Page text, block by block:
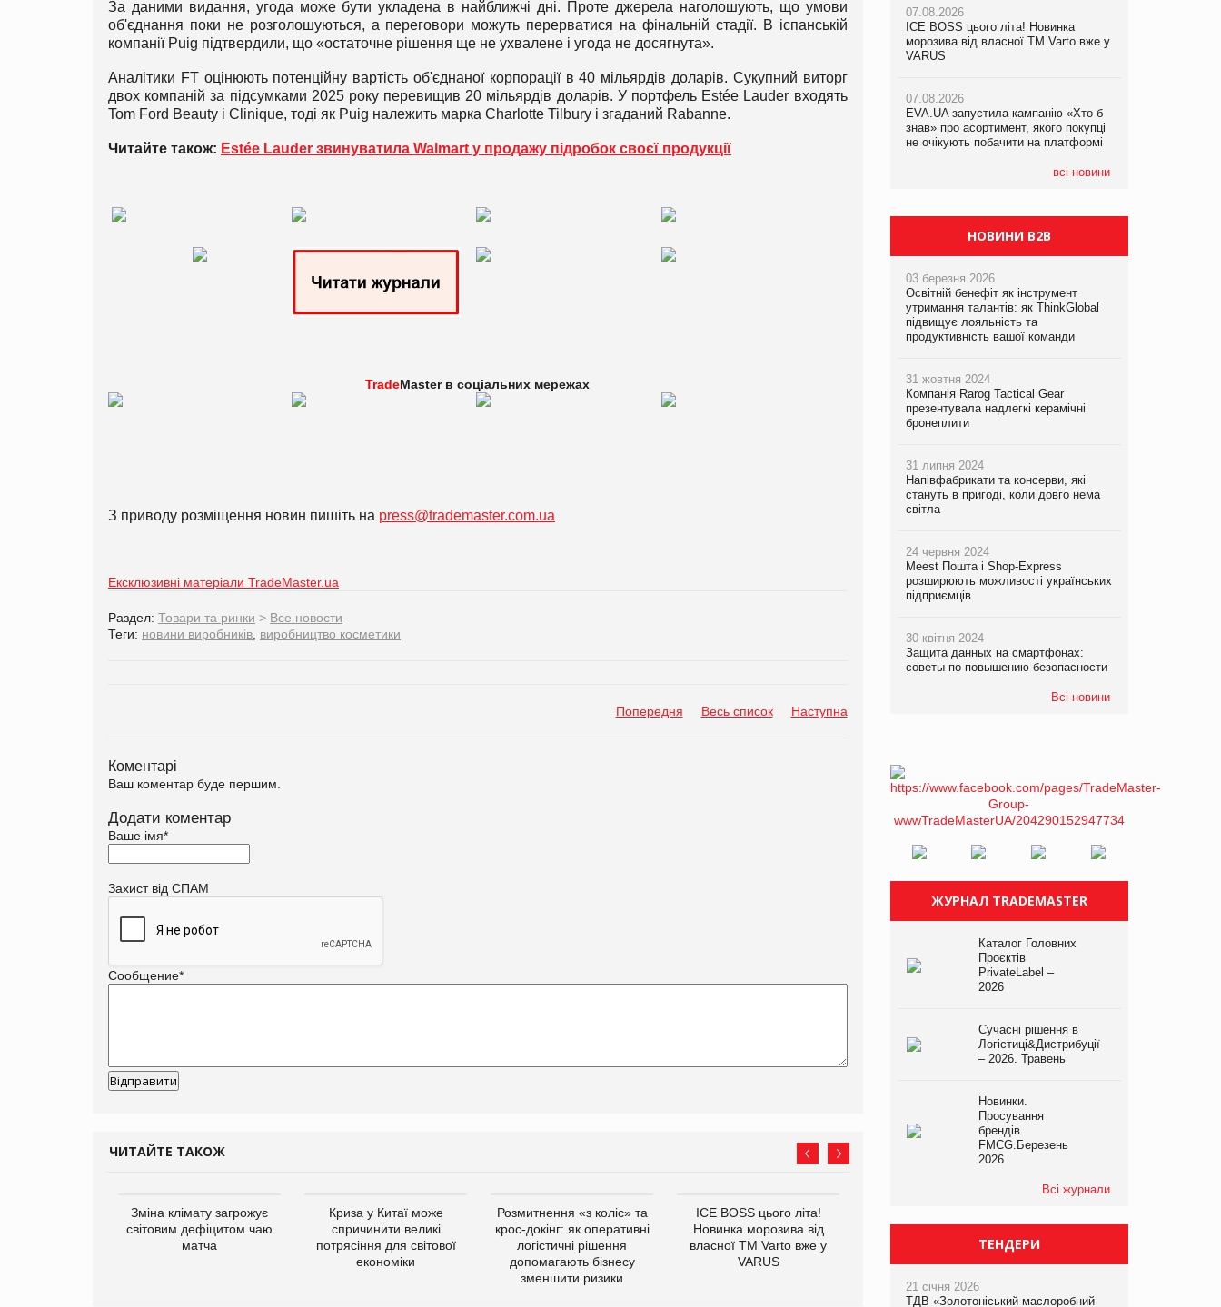
За даними видання, угода може бути укладена в найближчі дні. Проте джерела наголошують, що умови
об'єднання поки не розголошуються, а переговори можуть перерватися на фінальній стадії. В іспанській
компанії Puig підтвердили, що «остаточне рішення ще не ухвалене і угода не досягнута».
Аналітики FT оцінюють потенційну вартість об'єднаної корпорації в 40 мільярдів доларів. Сукупний виторг
двох компаній за підсумками 2025 року перевищив 20 мільярдів доларів. У портфель Estée Lauder входять
Tom Ford Beauty і Clinique, тоді як Puig належить марка Charlotte Tilbury і згаданий Rabanne.
Читайте також: Estée Lauder звинуватила Walmart у продажу підробок своєї продукції
TradeMaster в соціальних мережах
З приводу розміщення новин пишіть на press@trademaster.com.ua
Ексклюзивні матеріали TradeMaster.ua
Раздел: Товари та ринки > Все новости
Теги: новини виробників виробництво косметики
Попередня Весь список Наступна
Коментарі
Ваш коментар буде першим.
Додати коментар
Ваше імя*
Захист від СПАМ
Сообщение*
ЧИТАЙТЕ ТАКОЖ
Зміна клімату загрожує
світовим дефіцитом чаю
матча
Криза у Китаї може
спричинити великі
потрясіння для світової
економіки
Розмитнення «з коліс» та
крос-докінг: як оперативні
логістичні рішення
допомагають бізнесу
зменшити ризики
ICE BOSS цього літа!
Новинка морозива від
власної ТМ Varto вже у
VARUS
кампанію «Хто б знав» про
асортимент, якого покупці
не очікують побачити на
збиток у першому півріччі
07.08.2026
ICE BOSS цього літа! Новинка
морозива від власної ТМ Varto вже у
VARUS
07.08.2026
EVA.UA запустила кампанію «Хто б
знав» про асортимент, якого покупці
не очікують побачити на платформі
всі новини
07.08.2026
ICE BOSS цього літа! Новинка
морозива від власної ТМ Varto вже у
VARUS
07.08.2026
EVA.UA запустила кампанію «Хто б
знав» про асортимент, якого покупці
не очікують побачити на платформі
07.08.2026
Франція заборонила рекламні дзвінки
НОВИНИ B2B
03 березня 2026
Освітній бенефіт як інструмент
утримання талантів: як ThinkGlobal
підвищує лояльність та
продуктивність вашої команди
31 жовтня 2024
Компанія Rarog Tactical Gear
презентувала надлегкі керамічні
бронеплити
31 липня 2024
Напівфабрикати та консерви, які
стануть в пригоді, коли довго нема
світла
24 червня 2024
Meest Пошта і Shop-Express
розширюють можливості українських
підприємців
30 квітня 2024
Защита данных на смартфонах:
советы по повышению безопасности
Всі новини
ЖУРНАЛ TRADEMASTER
Каталог Головних
Проєктів
PrivateLabel –
2026
Сучасні рішення в
Логістиці&Дистрибуції
– 2026. Травень
Новинки.
Просування
брендів
FMCG.Березень
2026
Всі журнали
ТЕНДЕРИ
21 січня 2026
ТДВ «Золотоніський маслоробний